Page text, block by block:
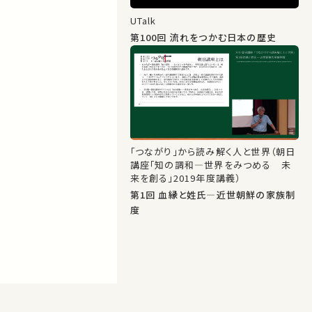
UTalk
第100回 流れをつかむ日本の歴史
「つながり」から読み解く人と世界（朝日
講座「知の調和―世界をみつめる 未
来を創る」2019年度講義）
第1回 血縁と姓氏―近世朝鮮の家族制
度